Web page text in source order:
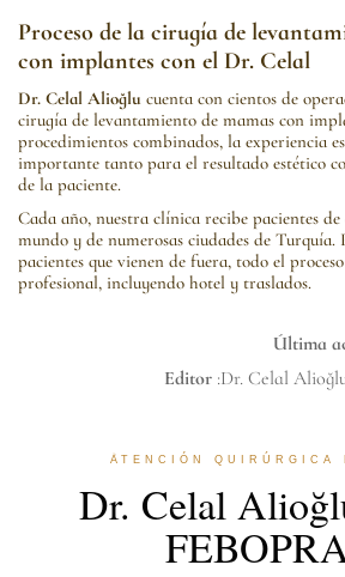
Proceso de la cirugía de
con implantes con el Dr. Celal
Dr. Celal Alioğlu cuenta con cientos de
cirugía de levantamiento de mamas con
procedimientos combinados, la experiencia
importante tanto para el resultado estético
de la paciente.
Cada año, nuestra clínica recibe pacientes
mundo y de numerosas ciudades de Turquía.
pacientes que vienen de fuera, todo el
profesional, incluyendo hotel y traslados.
Última
Editor :Dr. Celal
ATENCIÓN QUIRÚRGICA
Dr. Celal